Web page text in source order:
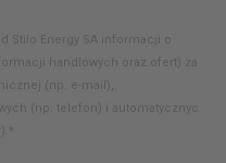
Stilo Energy SA informacji o
handlowych oraz ofert) za
(np. e-mail),
(np. telefon) i automatycznych